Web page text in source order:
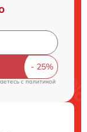
cполитикой